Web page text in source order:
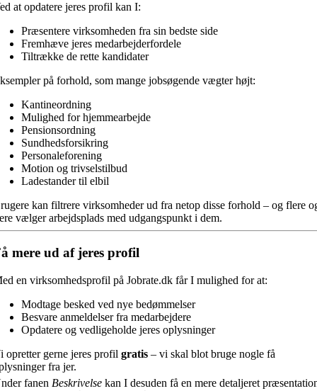
at opdatere jeres profil kan I:
Præsentere virksomheden fra sin bedste side
Fremhæve jeres medarbejderfordele
Tiltrække de rette kandidater
på forhold, som mange jobsøgende vægter højt:
Kantineordning
Mulighed for hjemmearbejde
Pensionsordning
Sundhedsforsikring
Personaleforening
Motion og trivselstilbud
Ladestander til elbil
kan filtrere virksomheder ud fra netop disse forhold – og flere
vælger arbejdsplads med udgangspunkt i dem.
mere ud af jeres profil
en virksomhedsprofil på Jobrate.dk får I mulighed for at:
Modtage besked ved nye bedømmelser
Besvare anmeldelser fra medarbejdere
Opdatere og vedligeholde jeres oplysninger
opretter gerne jeres profilgratis – vi skal blot bruge nogle få
fra jer.
fanen Beskrivelse kan I desuden få en mere detaljeret